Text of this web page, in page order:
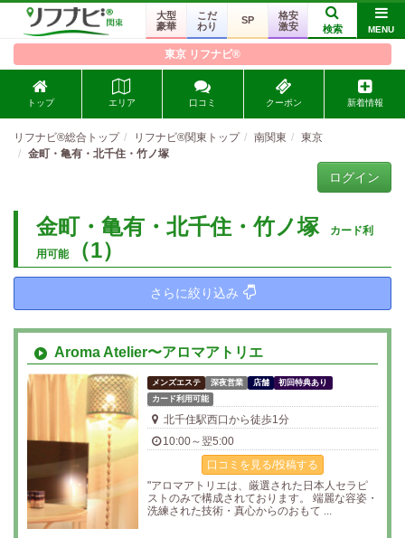
大型
豪華
こだ
わり
SP
格安
激安
検索 MENU
東京 リフナビ®
トップ エリア 口コミ クーポン 新着情報
リフナビ®総合トップ リフナビ®関東トップ 南関東
東京
金町・亀有・北千住・竹ノ塚
ログイン
金町・亀有・北千住・竹ノ塚
カード利
用可能（1）
さらに絞り込み
Aroma Atelier〜アロマアトリエ
メンズエステ 深夜営業 店舗
初回特典あり
カード利用可能
北千住駅西口から徒歩1分
10:00～翌5:00
口コミを見る/投稿する
"アロマアトリエは、厳選された日本人セラピ
ストのみで構成されております。 端麗な容姿・
洗練された技術・真心からのおもて ...